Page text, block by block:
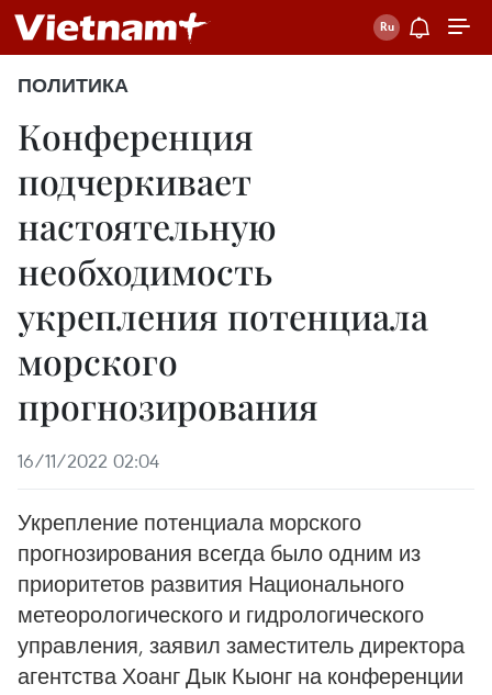
ПОЛИТИКА
Конференция
подчеркивает
настоятельную
необходимость
укрепления потенциала
морского
прогнозирования
16/11/2022 02:04
Укрепление потенциала морского
прогнозирования всегда было одним из
приоритетов развития Национального
метеорологического и гидрологического
управления, заявил заместитель директора
агентства Хоанг Дык Кыонг на конференции